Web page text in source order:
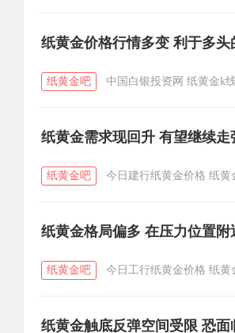
纸黄金价格行情多变 利于多头
纸黄金吧 中国白银投资网 纸黄金k
纸黄金需求现回升 有望继续走
纸黄金吧 今日建行纸黄金价格 纸黄
纸黄金格局偏多 在压力位置附
纸黄金吧 今日工行纸黄金价格 纸黄
纸黄金触底反弹空间受限 恐